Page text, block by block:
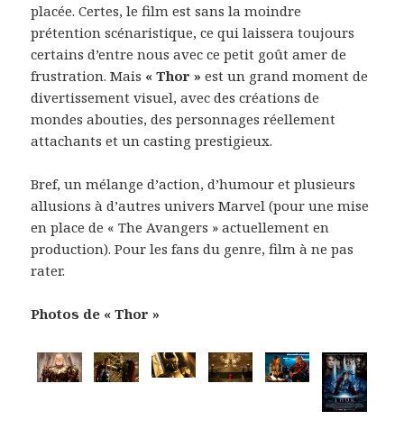
placée. Certes, le film est sans la moindre
prétention scénaristique, ce qui laissera toujours
certains d’entre nous avec ce petit goût amer de
frustration. Mais « Thor » est un grand moment de
divertissement visuel, avec des créations de
mondes abouties, des personnages réellement
attachants et un casting prestigieux.
Bref, un mélange d’action, d’humour et plusieurs
allusions à d’autres univers Marvel (pour une mise
en place de « The Avangers » actuellement en
production). Pour les fans du genre, film à ne pas
rater.
Photos de « Thor »